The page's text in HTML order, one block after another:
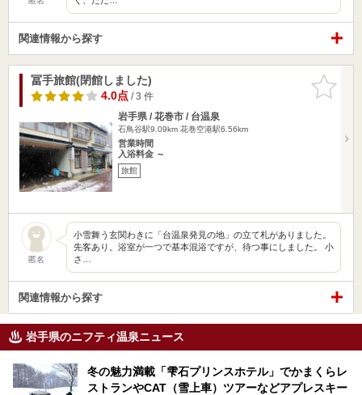
関連情報から探す
お気に入
りに追加
冨手旅館(閉館しました)
4.0点/ 3 件
岩手県 / 花巻市 / 台温泉
石鳥谷駅9.09km 花巻空港駅6.56km
営業時間
入浴料金 ～
旅館
匿名
小雪舞う玄関わきに「台温泉発見の地」の立て札がありました。
先客あり。浴室が一つで基本混浴ですが、待つ事にしました。 小
さ…
関連情報から探す
岩手県のニフティ温泉ニュース
冬の魅力満載「雫石プリンスホテル」でかまくらレ
ストランやCAT（雪上車）ツアーなどアプレスキー